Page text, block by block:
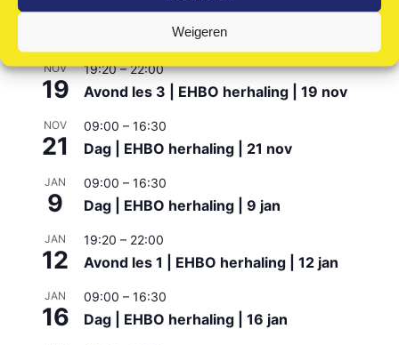
Weigeren
NOV 19:20–22:00
Avond les 2 | EHBO herhaling | 12 nov
NOV
19
19:20–22:00
Avond les 3 | EHBO herhaling | 19 nov
NOV
21
09:00 –16:30
Dag | EHBO herhaling | 21 nov
JAN
9
09:00 –16:30
Dag | EHBO herhaling | 9 jan
JAN
12
19:20 – 22:00
Avond les 1 | EHBO herhaling | 12 jan
JAN
16
09:00 –16:30
Dag | EHBO herhaling | 16 jan